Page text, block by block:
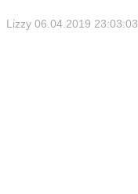
Lizzy 06.04.2019 23:03:03